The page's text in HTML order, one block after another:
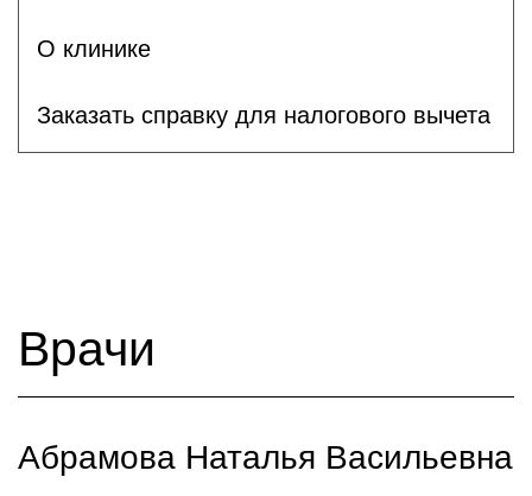
О клинике
Заказать справку для налогового вычета
Врачи
Абрамова Наталья Васильевна